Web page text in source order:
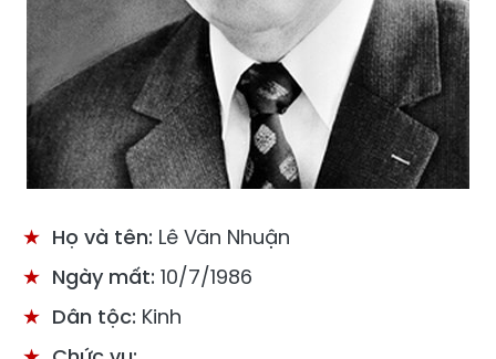
Họ và tên: Lê Văn Nhuận
Ngày mất: 10/7/1986
Dân tộc: Kinh